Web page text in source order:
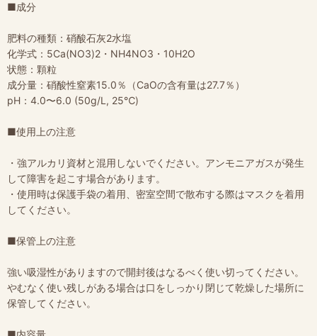
■成分
肥料の種類：硝酸石灰2水塩
化学式：5Ca(NO3)2・NH4NO3・10H2O
状態：顆粒
成分量：硝酸性窒素15.0％（CaOの含有量は27.7％）
pH：4.0〜6.0 (50g/L, 25℃)
■使用上の注意
・強アルカリ資材と混用しないでください。アンモニアガスが発生
して障害を起こす場合があります。
・使用時は保護手袋の着用、密室空間で散布する際はマスクを着用
してください。
■保管上の注意
強い吸湿性がありますので開封後はなるべく使い切ってください。
やむなく使い残しがある場合は口をしっかり閉じて乾燥した場所に
保管してください。